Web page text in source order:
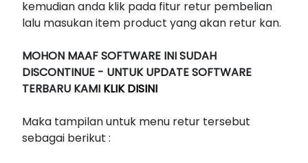
kemudian anda klik pada fitur retur pembelian
lalu masukan item product yang akan retur kan.
MOHON MAAF SOFTWARE INI SUDAH
DISCONTINUE - UNTUK UPDATE SOFTWARE
TERBARU KAMI KLIK DISINI
Maka tampilan untuk menu retur tersebut
sebagai berikut :